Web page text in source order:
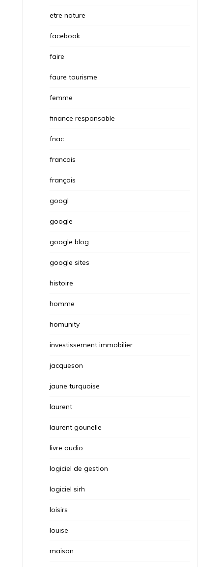
etre nature
facebook
faire
faure tourisme
femme
finance responsable
fnac
francais
français
googl
google
google blog
google sites
histoire
homme
homunity
investissement immobilier
jacqueson
jaune turquoise
laurent
laurent gounelle
livre audio
logiciel de gestion
logiciel sirh
loisirs
louise
maison